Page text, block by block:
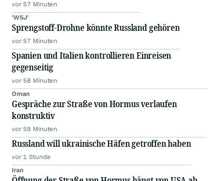
vor 57 Minuten
'WSJ'
Sprengstoff-Drohne könnte Russland gehören
vor 57 Minuten
Spanien und Italien kontrollieren Einreisen
gegenseitig
vor 58 Minuten
Oman
Gespräche zur Straße von Hormus verlaufen
konstruktiv
vor 59 Minuten
Russland will ukrainische Häfen getroffen haben
vor 1 Stunde
Iran